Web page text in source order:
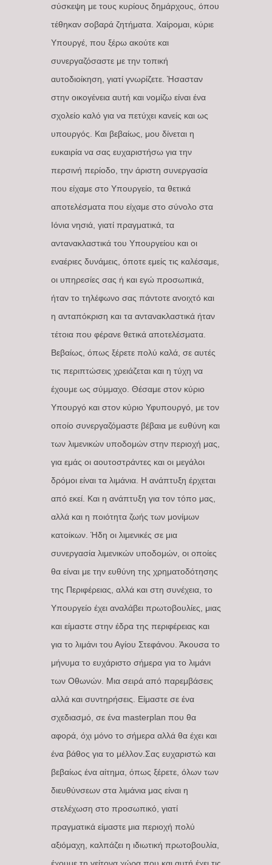
σύσκεψη με τους κυρίους δημάρχους, όπου
τέθηκαν σοβαρά ζητήματα. Χαίρομαι, κύριε
Υπουργέ, που ξέρω ακούτε και
συνεργαζόσαστε με την τοπική
αυτοδιοίκηση, γιατί γνωρίζετε. Ήσασταν
στην οικογένεια αυτή και νομίζω είναι ένα
σχολείο καλό για να πετύχει κανείς και ως
υπουργός. Και βεβαίως, μου δίνεται η
ευκαιρία να σας ευχαριστήσω για την
περσινή περίοδο, την άριστη συνεργασία
που είχαμε στο Υπουργείο, τα θετικά
αποτελέσματα που είχαμε στο σύνολο στα
Ιόνια νησιά, γιατί πραγματικά, τα
αντανακλαστικά του Υπουργείου και οι
εναέριες δυνάμεις, όποτε εμείς τις καλέσαμε,
οι υπηρεσίες σας ή και εγώ προσωπικά,
ήταν το τηλέφωνο σας πάντοτε ανοιχτό και
η ανταπόκριση και τα αντανακλαστικά ήταν
τέτοια που φέρανε θετικά αποτελέσματα.
Βεβαίως, όπως ξέρετε πολύ καλά, σε αυτές
τις περιπτώσεις χρειάζεται και η τύχη να
έχουμε ως σύμμαχο. Θέσαμε στον κύριο
Υπουργό και στον κύριο Υφυπουργό, με τον
οποίο συνεργαζόμαστε βέβαια με ευθύνη και
των λιμενικών υποδομών στην περιοχή μας,
για εμάς οι αουτοστράντες και οι μεγάλοι
δρόμοι είναι τα λιμάνια. Η ανάπτυξη έρχεται
από εκεί. Και η ανάπτυξη για τον τόπο μας,
αλλά και η ποιότητα ζωής των μονίμων
κατοίκων. Ήδη οι λιμενικές σε μια
συνεργασία λιμενικών υποδομών, οι οποίες
θα είναι με την ευθύνη της χρηματοδότησης
της Περιφέρειας, αλλά και στη συνέχεια, το
Υπουργείο έχει αναλάβει πρωτοβουλίες, μιας
και είμαστε στην έδρα της περιφέρειας και
για το λιμάνι του Αγίου Στεφάνου. Άκουσα το
μήνυμα το ευχάριστο σήμερα για το λιμάνι
των Οθωνών. Μια σειρά από παρεμβάσεις
αλλά και συντηρήσεις. Είμαστε σε ένα
σχεδιασμό, σε ένα masterplan που θα
αφορά, όχι μόνο το σήμερα αλλά θα έχει και
ένα βάθος για το μέλλον.Σας ευχαριστώ και
βεβαίως ένα αίτημα, όπως ξέρετε, όλων των
διευθύνσεων στα λιμάνια μας είναι η
στελέχωση στο προσωπικό, γιατί
πραγματικά είμαστε μια περιοχή πολύ
αξιόμαχη, καλπάζει η ιδιωτική πρωτοβουλία,
έχουμε τη γείτονα χώρα που και αυτή έχει τις